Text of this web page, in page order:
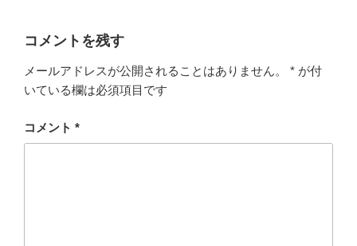
コメントを残す
メールアドレスが公開されることはありません。 * が付
いている欄は必須項目です
コメント *